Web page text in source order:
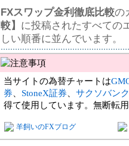
FXスワップ金利徹底比較の
較】 に投稿されたすべての
しい順番に並んでいます。
当サイトの為替チャートは
券
StoneX証券
サクソバン
得て使用しています。無断転
羊飼いのFXブログ